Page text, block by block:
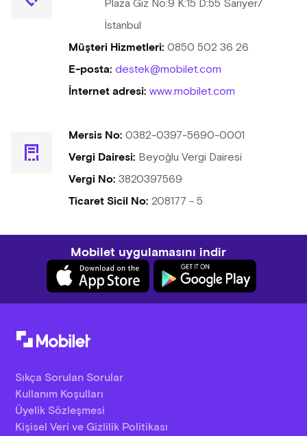
Plaza Giz No:9 K:15 D:55 Sarıyer/
İstanbul
Müşteri Hizmetleri: 0850 502 36 26
E-posta: destek@mobilet.com
İnternet adresi: www.mobilet.com
Mersis No: 0382-0397-5690-0001
Vergi Dairesi: Beyoğlu Vergi Dairesi
Vergi No: 3820397569
Ticaret Sicil No: 208177 - 5
Mobilet uygulamasını indir
Sıkça Sorulan Sorular
Kullanım Koşulları
Üyelik Sözleşmesi
Kişisel Veri ve Gizlilik Politikası